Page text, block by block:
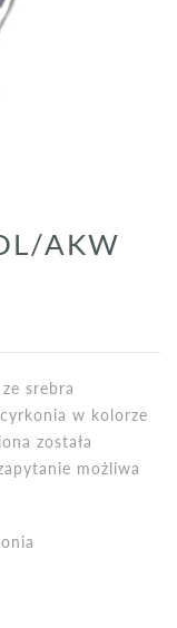
AKW
srebra
w kolorze
została
możliwa